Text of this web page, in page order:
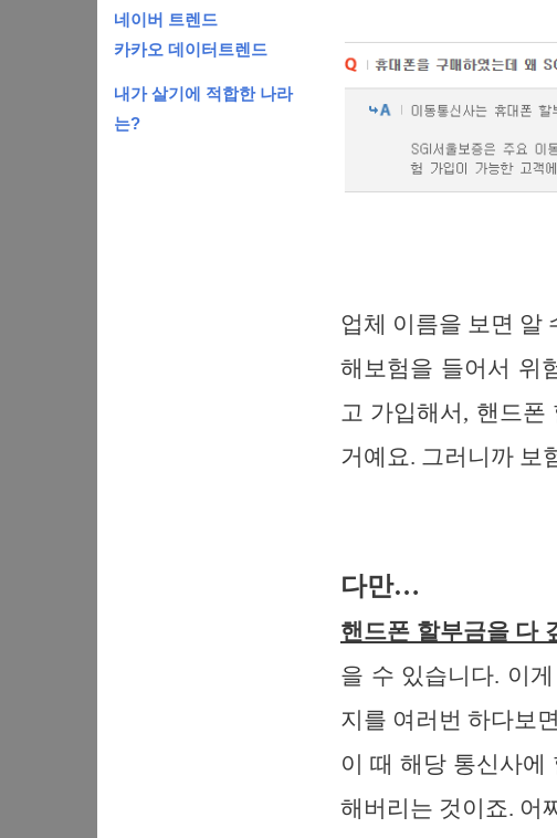
업체 이름을 보면 알
해보험을 들어서 위
고 가입해서, 핸드
거예요. 그러니까 보
다만…
핸드폰 할부금을 다
을 수 있습니다. 이
지를 여러번 하다보
이 때 해당 통신사에
해버리는 것이죠. 어
네이버 트렌드
카카오 데이터트렌드
내가 살기에 적합한 나라
는?